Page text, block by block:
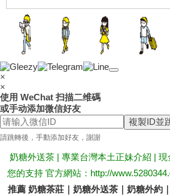
外
送
×
×
使用 WeChat 扫描二维碼
或手动添加微信好友
複製ID並
請跳轉後，手動添加好友，謝謝
奶糖外送茶 | 專業台灣本土正妹介紹 |
您的支持 官方網站：http://
推薦 奶糖茶莊｜奶糖外送茶｜奶糖外約